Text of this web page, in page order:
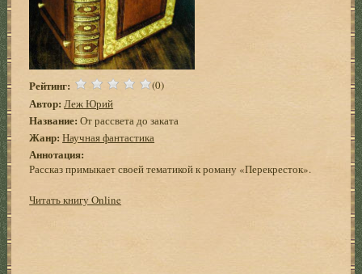
Рейтинг: (0)
Автор: Леж Юрий
Название: От рассвета до заката
Жанр: Научная фантастика
Аннотация:
Рассказ примыкает своей тематикой к роману «Перекресток».
Читать книгу Online